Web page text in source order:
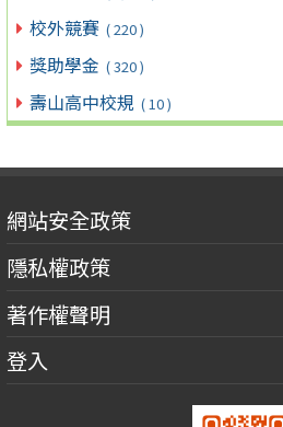
校外競賽 ( 220 )
獎助學金 ( 320 )
壽山高中校規 ( 10 )
網站安全政策
隱私權政策
著作權聲明
登入